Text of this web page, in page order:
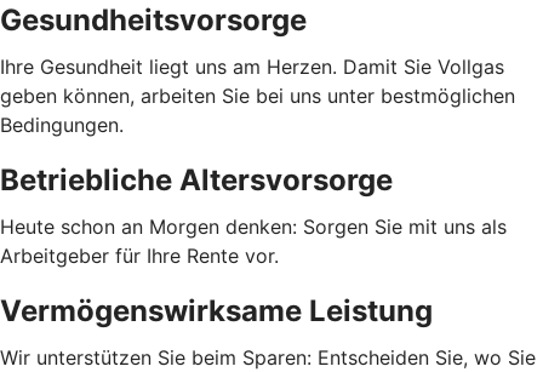
Gesundheitsvorsorge
Ihre Gesundheit liegt uns am Herzen. Damit Sie Vollgas
geben können, arbeiten Sie bei uns unter bestmöglichen
Bedingungen.
Betriebliche Altersvorsorge
Heute schon an Morgen denken: Sorgen Sie mit uns als
Arbeitgeber für Ihre Rente vor.
Vermögenswirksame Leistung
Wir unterstützen Sie beim Sparen: Entscheiden Sie, wo Sie